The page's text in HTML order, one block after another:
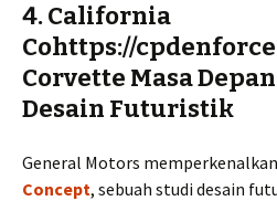
4.California
Cohttps://
Corvette Masa
Desain Futuristik
General Motors memperkenalkan
Concept, sebuah studi desain